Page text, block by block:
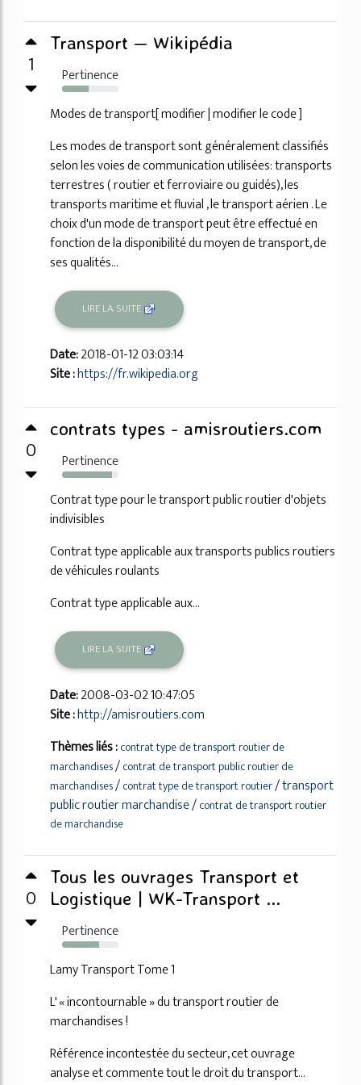
1
Transport — Wikipédia
Pertinence
47%
Modes de transport[ modifier | modifier le code ]
Les modes de transport sont généralement classifiés
selon les voies de communication utilisées: transports
terrestres ( routier et ferroviaire ou guidés), les
transports maritime et fluvial , le transport aérien . Le
choix d'un mode de transport peut être effectué en
fonction de la disponibilité du moyen de transport, de
ses qualités...
LIRE LA SUITE
Date:2018-01-12 03:03:14
Site :https://fr.wikipedia.org
0
contrats types - amisroutiers.com
Pertinence
88%
Contrat type pour le transport public routier d'objets
indivisibles
Contrat type applicable aux transports publics routiers
de véhicules roulants
Contrat type applicable aux...
LIRE LA SUITE
Date:2008-03-02 10:47:05
Site :http://amisroutiers.com
Thèmes liés :contrat type de transport routier de
marchandises/contrat de transport public routier de
marchandises/contrat type de transport routier/transport
public routier marchandise/contrat de transport routier
de marchandise
0
Tous les ouvrages Transport et
Logistique | WK-Transport ...
Pertinence
66%
Lamy Transport Tome 1
L' « incontournable » du transport routier de
marchandises !
Référence incontestée du secteur, cet ouvrage
analyse et commente tout le droit du transport...